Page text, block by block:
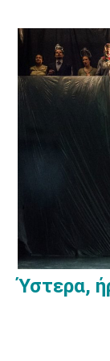
Ύστερα,